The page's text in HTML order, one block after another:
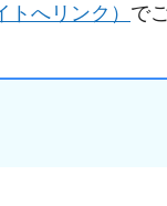
へリンク） で